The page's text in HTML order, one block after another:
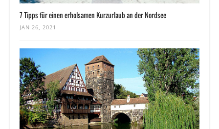
7 Tipps für einen erholsamen Kurzurlaub an der Nordsee
JAN 26, 2021